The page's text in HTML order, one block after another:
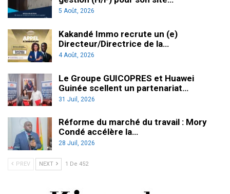
5 Août, 2026
Kakandé Immo recrute un (e)
Directeur/Directrice de la…
4 Août, 2026
Le Groupe GUICOPRES et Huawei
Guinée scellent un partenariat…
31 Juil, 2026
Réforme du marché du travail : Mory
Condé accélère la…
28 Juil, 2026
PREV NEXT 1 De 452